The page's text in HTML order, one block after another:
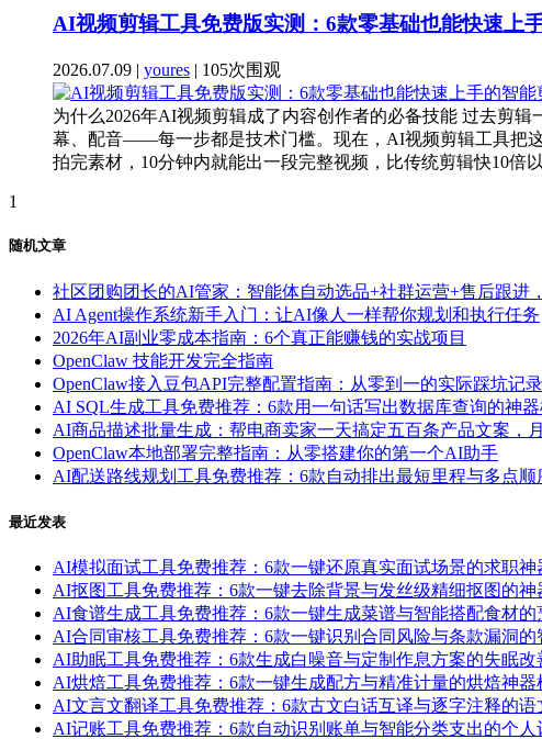
AI视频剪辑工具免费版实测：6款零基础也能快速上
2026.07.09 | youres | 105次围观
为什么2026年AI视频剪辑成了内容创作者的必备技能 过去剪
幕、配音——每一步都是技术门槛。现在，AI视频剪辑工具把
拍完素材，10分钟内就能出一段完整视频，比传统剪辑快10
1
随机文章
社区团购团长的AI管家：智能体自动选品+社群运营+售后跟进
AI Agent操作系统新手入门：让AI像人一样帮你规划和执行任务
2026年AI副业零成本指南：6个真正能赚钱的实战项目
OpenClaw 技能开发完全指南
OpenClaw接入豆包API完整配置指南：从零到一的实际踩坑记录
AI SQL生成工具免费推荐：6款用一句话写出数据库查询的神
AI商品描述批量生成：帮电商卖家一天搞定五百条产品文案，
OpenClaw本地部署完整指南：从零搭建你的第一个AI助手
AI配送路线规划工具免费推荐：6款自动排出最短里程与多点
最近发表
AI模拟面试工具免费推荐：6款一键还原真实面试场景的求职
AI抠图工具免费推荐：6款一键去除背景与发丝级精细抠图的
AI食谱生成工具免费推荐：6款一键生成菜谱与智能搭配食材
AI合同审核工具免费推荐：6款一键识别合同风险与条款漏洞
AI助眠工具免费推荐：6款生成白噪音与定制作息方案的失眠
AI烘焙工具免费推荐：6款一键生成配方与精准计量的烘焙神
AI文言文翻译工具免费推荐：6款古文白话互译与逐字注释的
AI记账工具免费推荐：6款自动识别账单与智能分类支出的个